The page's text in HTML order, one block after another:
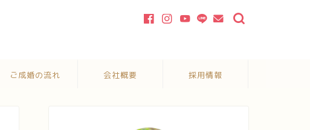
ご成婚の流れ 会社概要 採用情報